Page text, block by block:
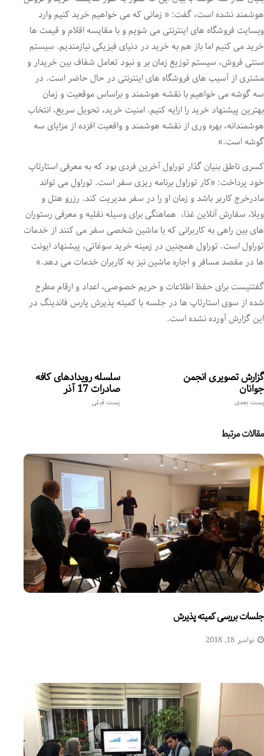
هوشمند نشده است، گفت: « زمانی که می خواهیم خرید کنیم وارد
وبسایت فروشگاه های اینترنتی می شویم و با مقایسه اقلام و قیمت ها
خرید می کنیم اما باز هم به خرید در دنیای فیزیکی نیازمندیم. سیستم
سنتی فروش، سیستم توزیع زمان بر و نبود تعامل شفاف بین خریدار و
مشتری از آسیب های فروشگاه های اینترنتی در حال حاضر است. در
سه گوشه می خواهیم با نقشه هوشمند و براساس موقعیت و زمان
بهترین پیشنهاد خرید را ارایه کنیم. امنیت خرید، تحویل سریع، انتخاب
هوشمندانه، بهره وری از نقشه هوشمند و واقعیت افزده از مزایای سه
گوشه است.»
کسری ناطق بنیان گذار توراول آخرین فردی بود که به معرفی استارتاپ
خود پرداخت: «کار توراول برنامه ریزی سفر است. توراول می تواند
مادرخرج کاربر باشد و زمان او را در سفر مدیریت کند. رزرو هتل و
ویلا، سفارش آنلاین غذا، هماهنگی برای وسیله نقلیه و معرفی رستوران
های بین راهی به کاربرانی که با ماشین شخصی سفر می کنند از خدمات
توراول است. توراول همچنین در زمینه خرید سوغاتی، پیشنهاد ایونت
ها در مقصد مسافر و اجاره ماشین نیز به کاربران خدمات می دهد.»
گفتنیست برای حفظ اطلاعات و حریم خصوصی، اعداد و ارقام مطرح
شده از سوی استارتاپ ها در جلسه با کمیته پذیرش پارس فاندینگ در
این گزارش آورده نشده است.
سلسله رویدادهای کافه
صادرات 17 آذر
پست قبلی
گزارش تصویری انجمن
جوانان
پست بعدی
مقالات مرتبط
جلسات بررسی کمیته پذیرش
نوامبر 18, 2018